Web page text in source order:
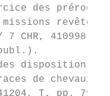
des
missions
7 CHR, 410998,
dispositions
de chevaux
T. pp.